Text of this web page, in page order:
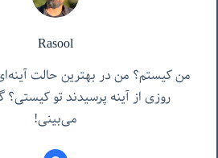
Rasool
من کیستم؟ من در بهترین حالت
روزی از آینه پرسیدند تو
می‌بینی!